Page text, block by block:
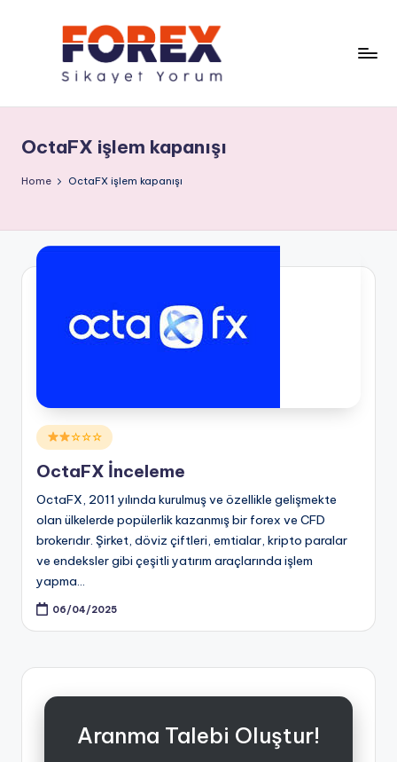
OctaFX işlem kapanışı
Home OctaFX işlem kapanışı
Posted
in
☆☆☆
OctaFX İnceleme
OctaFX, 2011 yılında kurulmuş ve özellikle gelişmekte
olan ülkelerde popülerlik kazanmış bir forex ve CFD
brokerıdır. Şirket, döviz çiftleri, emtialar, kripto paralar
ve endeksler gibi çeşitli yatırım araçlarında işlem
yapma…
06/04/2025
Aranma Talebi Oluştur!